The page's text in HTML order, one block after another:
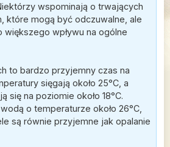
wspominają o trwających
które mogą być odczuwalne, ale
większego wpływu na ogólne
to bardzo przyjemny czas na
sięgają około 25°C, a
się na poziomie około 18°C.
o temperaturze około 26°C,
są równie przyjemne jak opalanie